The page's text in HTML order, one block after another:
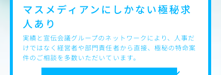
⑦社内IR
⑧全社予算の策定補助
⑨中期経営計画の策定・発信（策定は全社プロジェクトの
一員として）
●SR
①株主向け事業報告書の作成
マスメディアンにしかない極秘求
人あり
実績と宣伝会議グループのネットワークにより、人事だ
けではなく経営者や部門責任者から直接、極秘の特命案
件のご相談を多数いただいています。